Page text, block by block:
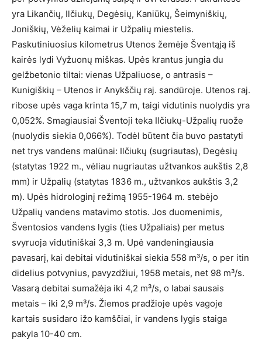
yra Likančių, Ilčiukų, Degėsių, Kaniūkų, Šeimyniškių,
Joniškių, Vėželių kaimai ir Užpalių miestelis.
Paskutiniuosius kilometrus Utenos žemėje Šventąją iš
kairės lydi Vyžuonų miškas. Upės krantus jungia du
gelžbetonio tiltai: vienas Užpaliuose, o antrasis –
Kunigiškių – Utenos ir Anykščių raj. sandūroje. Utenos raj.
ribose upės vaga krinta 15,7 m, taigi vidutinis nuolydis yra
0,052%. Smagiausiai Šventoji teka Ilčiukų-Užpalių ruože
(nuolydis siekia 0,066%). Todėl būtent čia buvo pastatyti
net trys vandens malūnai: Ilčiukų (sugriautas), Degėsių
(statytas 1922 m., vėliau nugriautas užtvankos aukštis 2,8
mm) ir Užpalių (statytas 1836 m., užtvankos aukštis 3,2
m). Upės hidrologinį režimą 1955-1964 m. stebėjo
Užpalių vandens matavimo stotis. Jos duomenimis,
Šventosios vandens lygis (ties Užpaliais) per metus
svyruoja vidutiniškai 3,3 m. Upė vandeningiausia
pavasarį, kai debitai vidutiniškai siekia 558 m³/s, o per itin
didelius potvynius, pavyzdžiui, 1958 metais, net 98 m³/s.
Vasarą debitai sumažėja iki 4,2 m³/s, o labai sausais
metais – iki 2,9 m³/s. Žiemos pradžioje upės vagoje
kartais susidaro ižo kamščiai, ir vandens lygis staiga
pakyla 10-40 cm.